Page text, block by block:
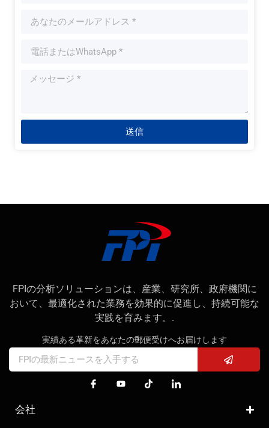
送信
FPIの分析ソリューションは、産業、研究所、政府機関に
おいて、最適化された業務を効果的に促進し、持続可能な
実践を育みます。.
実績ある革新をあなたの郵便受けへお届けします
会社